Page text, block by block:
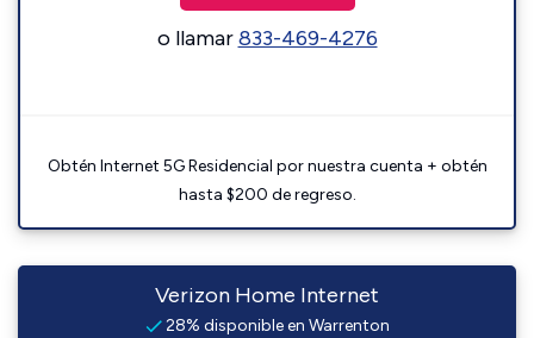
o llamar833-469-4276
Obtén Internet 5G Residencial por nuestra cuenta + obtén
hasta $200 de regreso.
Verizon Home Internet
28% disponible en Warrenton